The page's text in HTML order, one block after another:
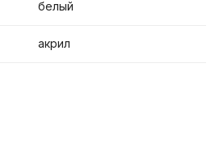
белый
акрил